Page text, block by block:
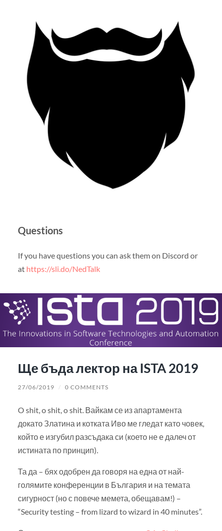
Questions
If you have questions you can ask them on Discord or
at https://sli.do/NedTalk
Ще бъда лектор на ISTA 2019
27/06/2019 / 0 COMMENTS
O shit, o shit, o shit. Вайкам се из апартамента
докато Златина и котката Иво ме гледат като човек,
който е изгубил разсъдака си (което не е далеч от
истината по принцип).
Та да – бях одобрен да говоря на една от най-
голямите конференции в България и на темата
сигурност (но с повече мемета, обещавам!) –
“Security testing – from lizard to wizard in 40 minutes”.